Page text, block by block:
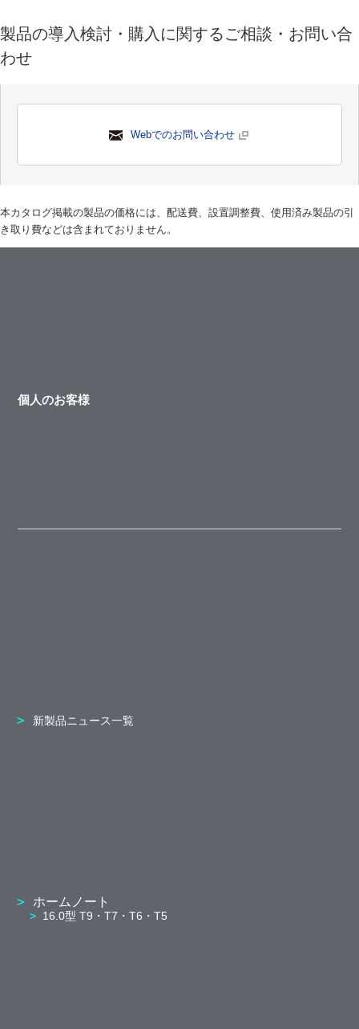
製品の導入検討・購入に関するご相談・お問い合
わせ
Webでのお問い合わせ
本カタログ掲載の製品の価格には、配送費、設置調整費、使用済み製品の引
き取り費などは含まれておりません。
個人のお客様
新製品ニュース一覧
ホームノート
16.0型 T9・T7・T6・T5